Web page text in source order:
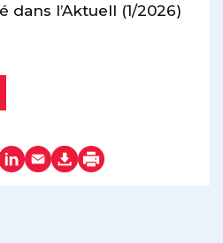
dans l’Aktuell (1/2026)